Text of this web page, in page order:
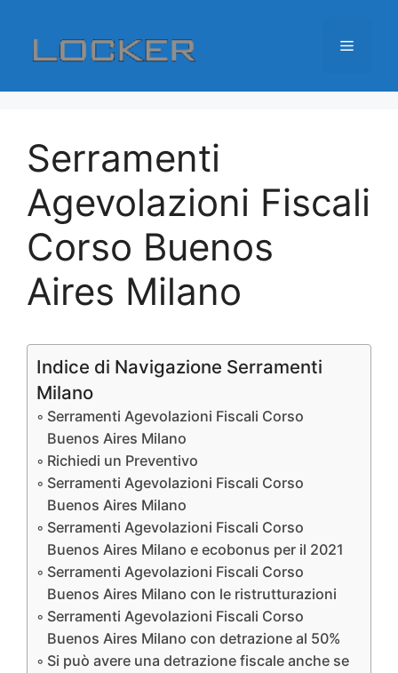
contenuto
Menu
Serramenti
Agevolazioni Fiscali
Corso Buenos
Aires Milano
Indice di Navigazione Serramenti
Milano
Serramenti Agevolazioni Fiscali Corso
Buenos Aires Milano
Richiedi un Preventivo
Serramenti Agevolazioni Fiscali Corso
Buenos Aires Milano
Serramenti Agevolazioni Fiscali Corso
Buenos Aires Milano e ecobonus per il 2021
Serramenti Agevolazioni Fiscali Corso
Buenos Aires Milano con le ristrutturazioni
Serramenti Agevolazioni Fiscali Corso
Buenos Aires Milano con detrazione al 50%
Si può avere una detrazione fiscale anche se